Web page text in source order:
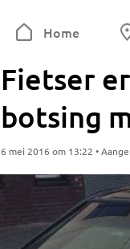
Home
Fietser
botsing
6 mei 2016 om 13:22 •